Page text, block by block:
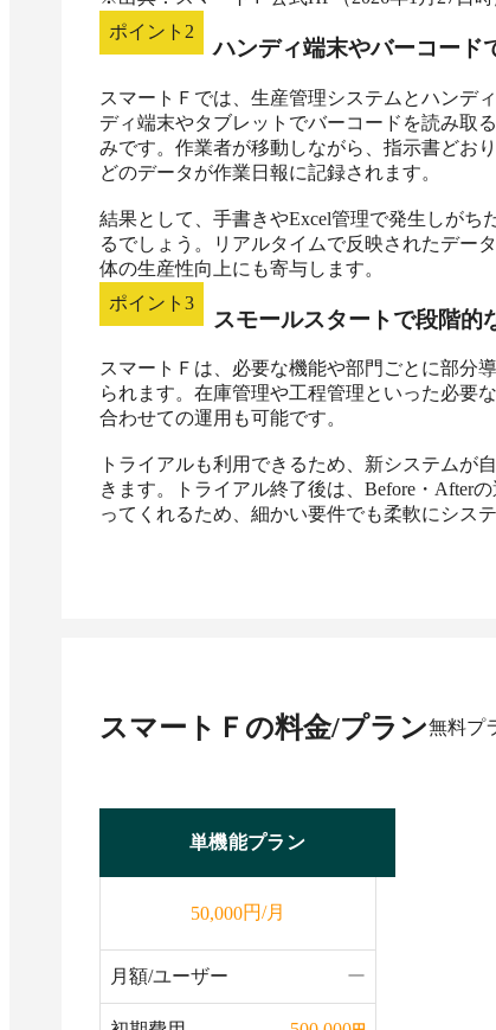
ポイント 2
ハンディ端末やバーコード
スマートＦでは、生産管理システムとハンデ
ディ端末やタブレットでバーコードを読み取
みです。作業者が移動しながら、指示書どお
どのデータが作業日報に記録されます。
結果として、手書きやExcel管理で発生しが
るでしょう。リアルタイムで反映されたデー
体の生産性向上にも寄与します。
ポイント 3
スモールスタートで段階的
スマートＦは、必要な機能や部門ごとに部分
られます。在庫管理や工程管理といった必要
合わせての運用も可能です。
トライアルも利用できるため、新システムが
きます。トライアル終了後は、Before・After
ってくれるため、細かい要件でも柔軟にシス
スマートＦ の料金/プラン無料プ
単機能プラン
50,000円/月
月額/ユーザー ー